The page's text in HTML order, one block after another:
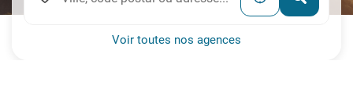
Voir toutes nos agences